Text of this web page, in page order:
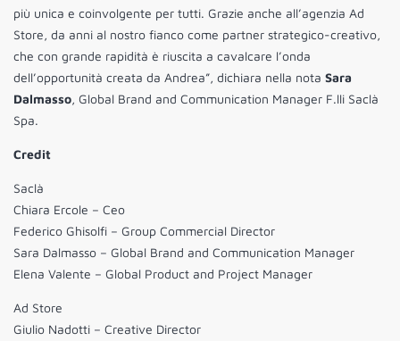
più unica e coinvolgente per tutti. Grazie anche all’agenzia Ad
Store, da anni al nostro fianco come partner strategico-creativo,
che con grande rapidità è riuscita a cavalcare l’onda
dell’opportunità creata da Andrea”, dichiara nella nota Sara
Dalmasso, Global Brand and Communication Manager F.lli Saclà
Spa.
Credit
Saclà
Chiara Ercole – Ceo
Federico Ghisolfi – Group Commercial Director
Sara Dalmasso – Global Brand and Communication Manager
Elena Valente – Global Product and Project Manager
Ad Store
Giulio Nadotti – Creative Director